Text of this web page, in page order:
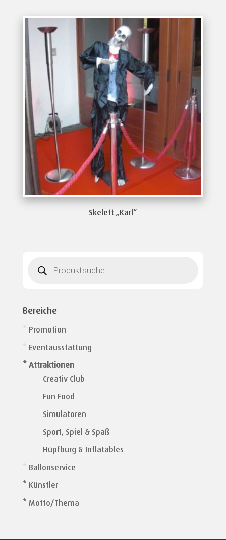
Skelett „Karl“
search
Bereiche
* Promotion
* Eventausstattung
* Attraktionen
Creativ Club
Fun Food
Simulatoren
Sport, Spiel & Spaß
Hüpfburg & Inflatables
* Ballonservice
* Künstler
* Motto/Thema